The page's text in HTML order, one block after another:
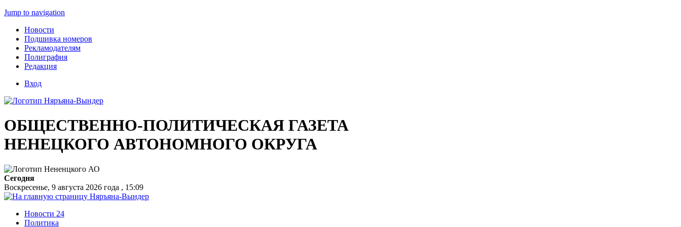
Jump to navigation
Новости
Подшивка номеров
Рекламодателям
Полиграфия
Редакция
Вход
ОБЩЕСТВЕННО-ПОЛИТИЧЕСКАЯ ГАЗЕТА
НЕНЕЦКОГО АВТОНОМНОГО ОКРУГА
Сегодня
Воскресенье, 9 августа 2026 года , 15:09
Новости 24
Политика